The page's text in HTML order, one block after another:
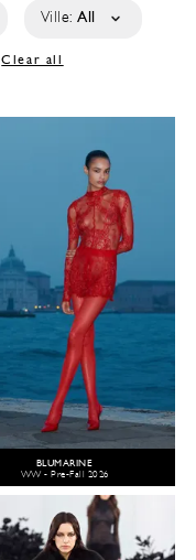
Ville: All
Clear all
BLUMARINE
WW - Pre-Fall 2026